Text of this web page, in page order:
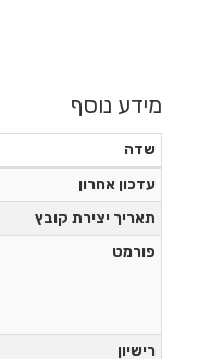
מידע נוסף
שדה
עדכון אחרון
תאריך יצירת קובץ
פורמט
רישיון